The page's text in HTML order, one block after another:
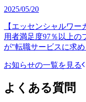
2025/05/20
【エッセンシャルワ
用者満足度97％以上の
が"転職サービスに求
お知らせの一覧を見る
よくある質問